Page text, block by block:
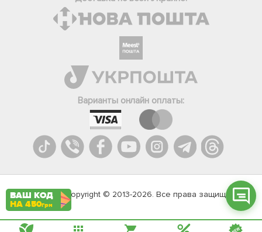
Варианты онлайн оплаты:
Agromarket.Copyright © 2013-2026. Все права защищены
Телеграм
Вайбер
Онлайн чат
ВАШ КОД
НА 450грн